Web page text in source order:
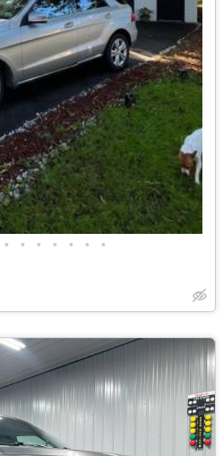
• • • • • • •